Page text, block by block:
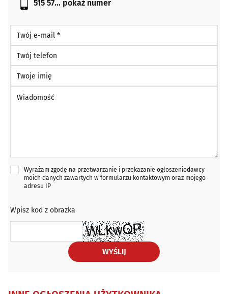
515 57... pokaż numer
Twój e-mail *
Twój telefon
Twoje imię
Wyrażam zgodę na przetwarzanie i przekazanie ogłoszeniodawcy
moich danych zawartych w formularzu kontaktowym oraz mojego
adresu IP
Wpisz kod z obrazka
WYŚLIJ